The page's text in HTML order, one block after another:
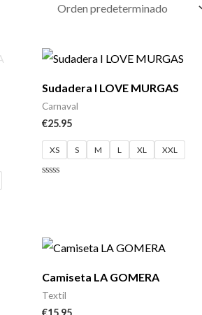
Sudadera I LOVE MURGAS
Carnaval
€25.95
XS S M L XL XXL
Camiseta LA GOMERA
Textil
€15.95